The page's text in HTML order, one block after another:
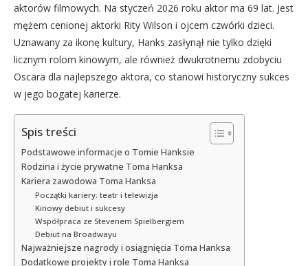
aktorów filmowych. Na styczeń 2026 roku aktor ma 69 lat. Jest
mężem cenionej aktorki Rity Wilson i ojcem czwórki dzieci.
Uznawany za ikonę kultury, Hanks zasłynął nie tylko dzięki
licznym rolom kinowym, ale również dwukrotnemu zdobyciu
Oscara dla najlepszego aktora, co stanowi historyczny sukces
w jego bogatej karierze.
Spis treści
Podstawowe informacje o Tomie Hanksie
Rodzina i życie prywatne Toma Hanksa
Kariera zawodowa Toma Hanksa
Początki kariery: teatr i telewizja
Kinowy debiut i sukcesy
Współpraca ze Stevenem Spielbergiem
Debiut na Broadwayu
Najważniejsze nagrody i osiągnięcia Toma Hanksa
Dodatkowe projekty i role Toma Hanksa